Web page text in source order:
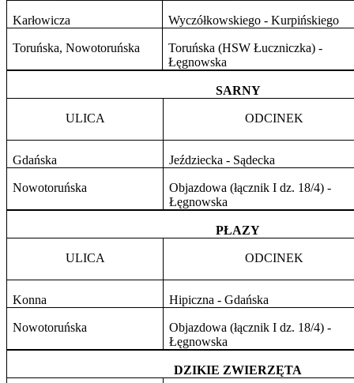
Karłowicza Wyczółkowskiego - Kurpińskiego
Toruńska, Nowotoruńska
Toruńska (HSW Łuczniczka) -
Łęgnowska
SARNY
ULICA ODCINEK
Gdańska Jeździecka - Sądecka
Nowotoruńska
Objazdowa (łącznik I dz. 18/4) -
Łęgnowska
PŁAZY
ULICA ODCINEK
Konna Hipiczna - Gdańska
Nowotoruńska
Objazdowa (łącznik I dz. 18/4) -
Łęgnowska
DZIKIE ZWIERZĘTA